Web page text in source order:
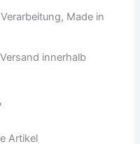
Made in
innerhalb
Artikel